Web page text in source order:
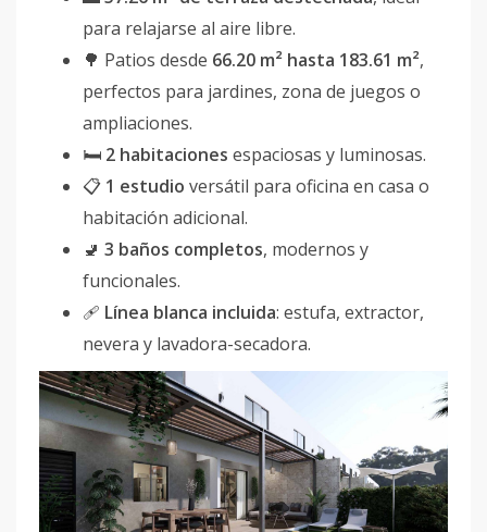
para relajarse al aire libre.
🌳 Patios desde 66.20 m² hasta 183.61 m²,
perfectos para jardines, zona de juegos o
ampliaciones.
🛏 2 habitaciones espaciosas y luminosas.
📋 1 estudio versátil para oficina en casa o
habitación adicional.
🚽 3 baños completos, modernos y
funcionales.
🩹 Línea blanca incluida: estufa, extractor,
nevera y lavadora-secadora.